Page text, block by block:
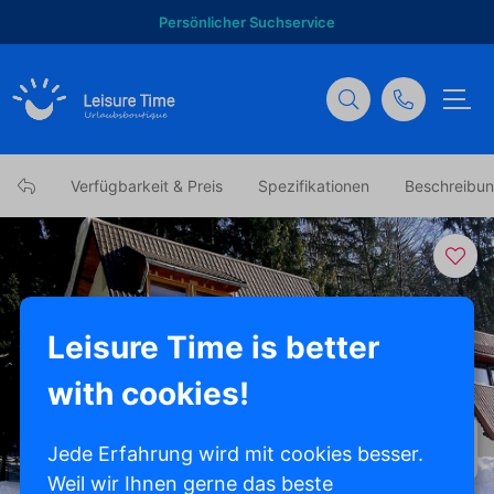
Persönlicher Suchservice
Verfügbarkeit & Preis Spezifikationen
Alle Fotos anzeigen
Leisure Time is better
with cookies!
Jede Erfahrung wird mit cookies besser.
Weil wir Ihnen gerne das beste